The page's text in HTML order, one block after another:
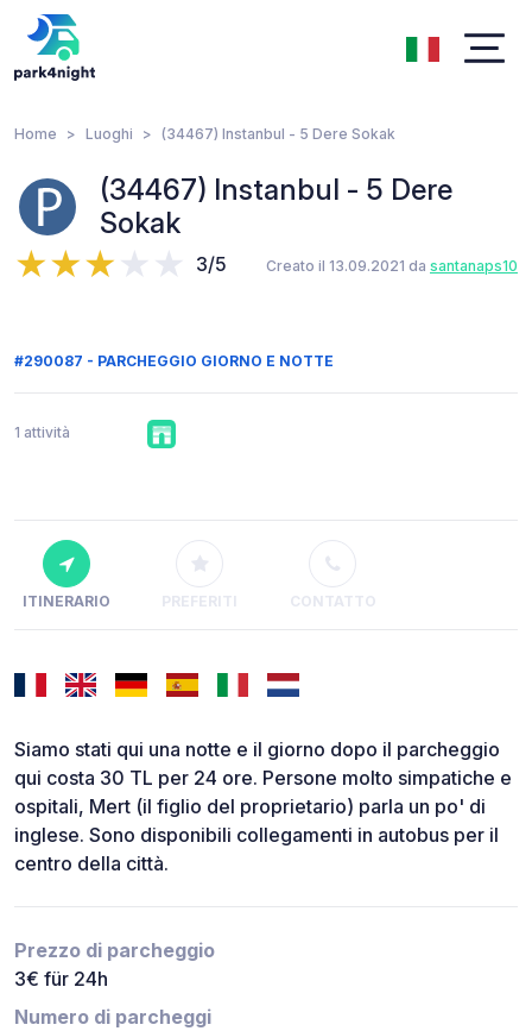
Home Luoghi (34467) Instanbul - 5 Dere Sokak
(34467) Instanbul - 5 Dere
Sokak
3/5 Creato il 13.09.2021 da santanaps10
#290087 - PARCHEGGIO GIORNO E NOTTE
1 attività
ITINERARIO PREFERITI CONTATTO
Siamo stati qui una notte e il giorno dopo il parcheggio
qui costa 30 TL per 24 ore. Persone molto simpatiche e
ospitali, Mert (il figlio del proprietario) parla un po' di
inglese. Sono disponibili collegamenti in autobus per il
centro della città.
Prezzo di parcheggio
3€ für 24h
Numero di parcheggi